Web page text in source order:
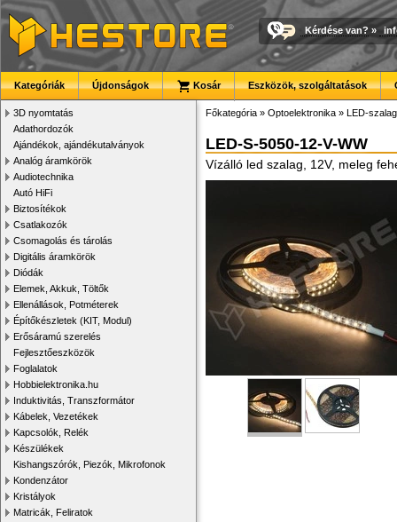
Kérdése van? »
Kategóriák Újdonságok Kosár Eszközök, szolgáltatások
3D nyomtatás
Adathordozók
Ajándékok, ajándékutalványok
Analóg áramkörök
Audiotechnika
Autó HiFi
Biztosítékok
Csatlakozók
Csomagolás és tárolás
Digitális áramkörök
Diódák
Elemek, Akkuk, Töltők
Ellenállások, Potméterek
Építőkészletek (KIT, Modul)
Erősáramú szerelés
Fejlesztőeszközök
Foglalatok
Hobbielektronika.hu
Induktivitás, Transzformátor
Kábelek, Vezetékek
Kapcsolók, Relék
Készülékek
Kishangszórók, Piezók, Mikrofonok
Kondenzátor
Kristályok
Matricák, Feliratok
Főkategória » Optoelektronika » LED-
LED-S-5050-12-V-WW
Vízálló led szalag, 12V, meleg